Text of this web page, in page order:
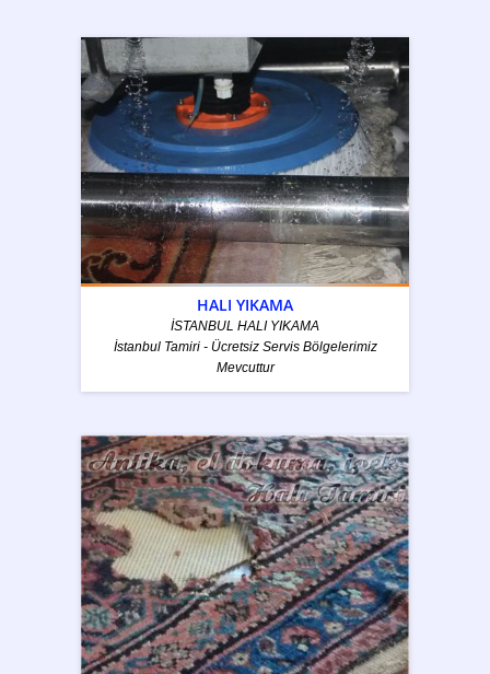
HALI YIKAMA
İSTANBUL HALI YIKAMA
İstanbul Tamiri - Ücretsiz Servis Bölgelerimiz
Mevcuttur